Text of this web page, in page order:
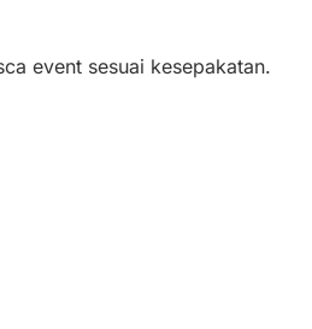
event sesuai kesepakatan.